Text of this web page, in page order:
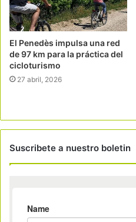
El Penedès impulsa una red
de 97 km para la práctica del
cicloturismo
27 abril, 2026
Suscribete a nuestro boletin